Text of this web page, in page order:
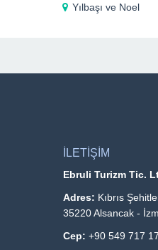
Yılbaşı ve Noel
İLETİŞİM
Ebruli Turizm Tic.
Adres: Kıbrıs
35220 Alsancak -
Cep: +90 549 717